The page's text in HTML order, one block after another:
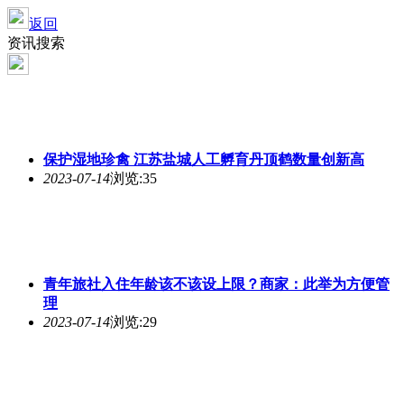
返回
资讯搜索
保护湿地珍禽 江苏盐城人工孵育丹顶鹤数量创新高
2023-07-14浏览:35
青年旅社入住年龄该不该设上限？商家：此举为方便管
理
2023-07-14浏览:29